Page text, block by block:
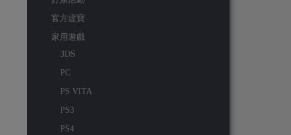
官方虛寶
家用遊戲
3DS
PC
PS VITA
PS3
PS4